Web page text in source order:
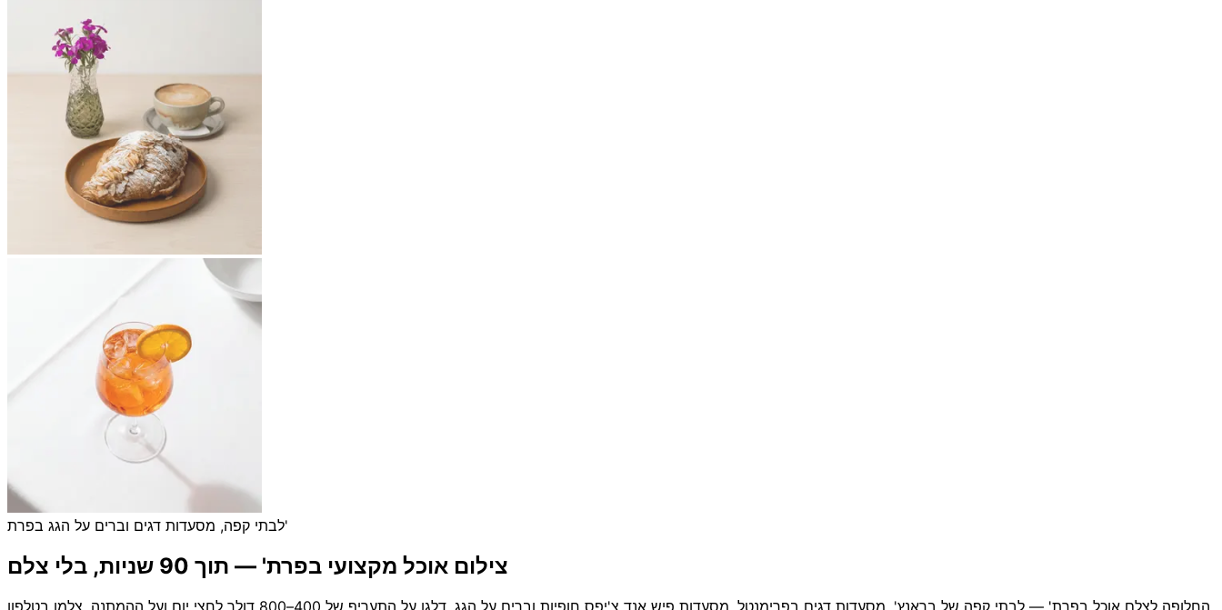
לבתי קפה, מסעדות דגים וברים על הגג בפרת'
צילום אוכל מקצועי בפרת' — תוך 90 שניות, בלי צלם
החלופה לצלם אוכל בפרת' — לבתי קפה של בראנץ', מסעדות דגים בפרימנטל, מסעדות פיש אנד צ'יפס חופיות וברים על הגג. דלגו על התעריף של 400–800 דולר לחצי יום ועל ההמתנה. צלמו בטלפון